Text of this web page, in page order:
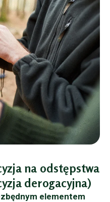
na odstępstwa
derogacyjna)
elementem